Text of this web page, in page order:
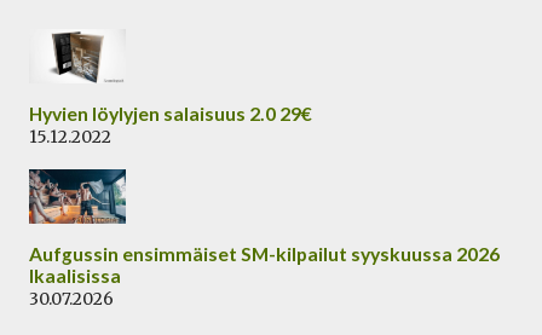
sisältöön
Hyvien löylyjen salaisuus 2.0 29€
15.12.2022
Aufgussin ensimmäiset SM-kilpailut syyskuussa 2026
Ikaalisissa
30.07.2026